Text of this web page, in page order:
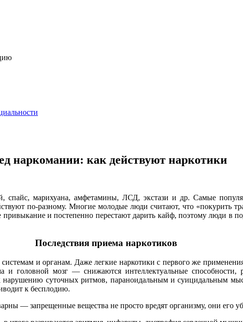
наркомании: как действуют наркотики
спайс, марихуана, амфетамины, ЛСД, экстази и др. Самые
по-разному. Многие молодые люди считают, что «покурить
и постепенно перестают дарить кайф, поэтому люди в
Последствия приема наркотиков
и органам. Даже легкие наркотики с первого же
и головной мозг — снижаются интеллектуальные способности,
суточных ритмов, параноидальным и суицидальным
к бесплодию.
— запрещенные вещества не просто вредят организму, они его